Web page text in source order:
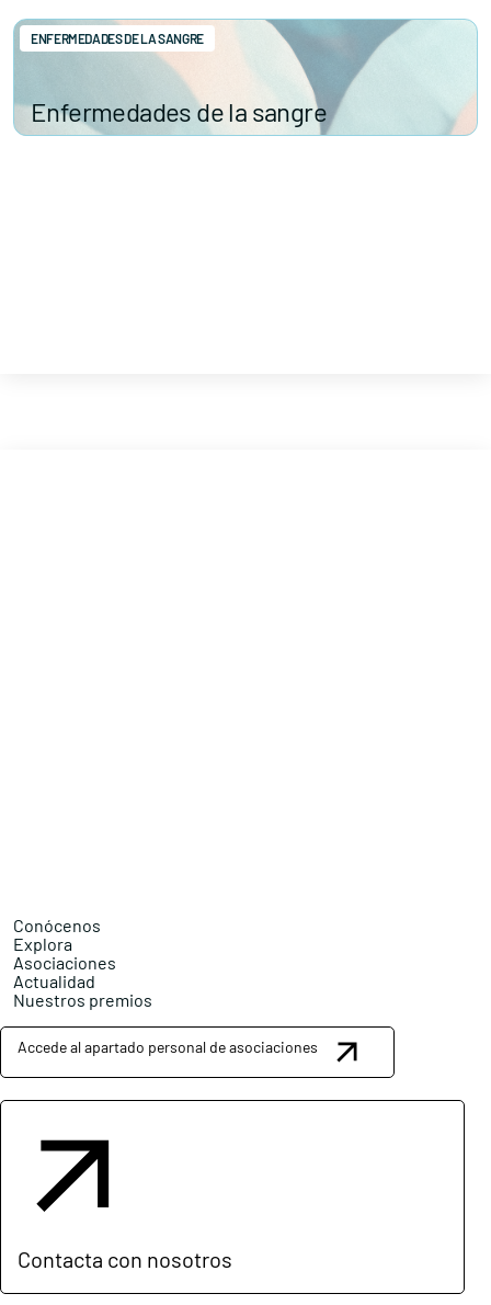
Enfermedades de la sangre
ENFERMEDADES DE LA SANGRE
Conócenos
Explora
Asociaciones
Actualidad
Nuestros premios
Accede al apartado personal de asociaciones
Contacta con nosotros